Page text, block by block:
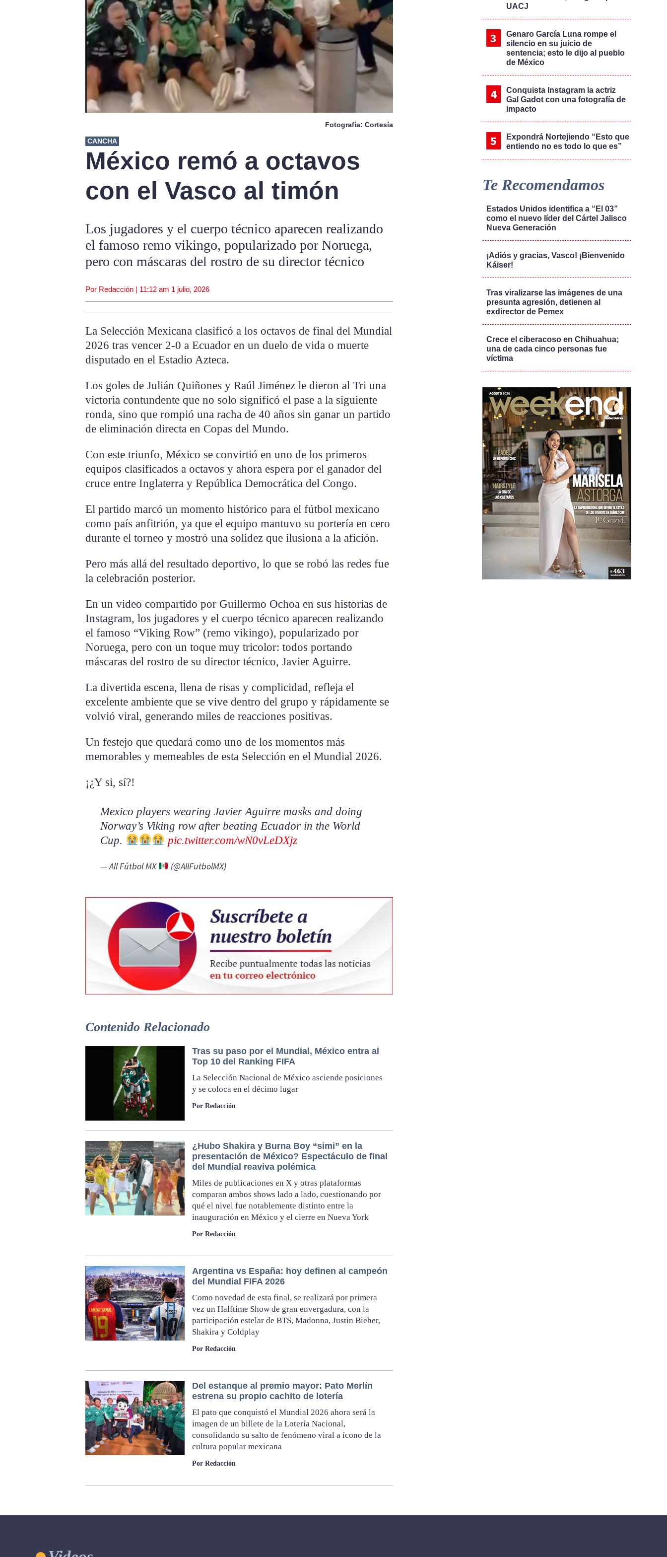
Fotografía: Cortesía
CANCHA
México remó a octavos
con el Vasco al timón
Los jugadores y el cuerpo técnico aparecen realizando
el famoso remo vikingo, popularizado por Noruega,
pero con máscaras del rostro de su director técnico
Por Redacción | 11:12 am 1 julio, 2026
La Selección Mexicana clasificó a los octavos de final del Mundial
2026 tras vencer 2-0 a Ecuador en un duelo de vida o muerte
disputado en el Estadio Azteca.
Los goles de Julián Quiñones y Raúl Jiménez le dieron al Tri una
victoria contundente que no solo significó el pase a la siguiente
ronda, sino que rompió una racha de 40 años sin ganar un partido
de eliminación directa en Copas del Mundo.
Con este triunfo, México se convirtió en uno de los primeros
equipos clasificados a octavos y ahora espera por el ganador del
cruce entre Inglaterra y República Democrática del Congo.
El partido marcó un momento histórico para el fútbol mexicano
como país anfitrión, ya que el equipo mantuvo su portería en cero
durante el torneo y mostró una solidez que ilusiona a la afición.
Pero más allá del resultado deportivo, lo que se robó las redes fue
la celebración posterior.
En un video compartido por Guillermo Ochoa en sus historias de
Instagram, los jugadores y el cuerpo técnico aparecen realizando
el famoso “Viking Row” (remo vikingo), popularizado por
Noruega, pero con un toque muy tricolor: todos portando
máscaras del rostro de su director técnico, Javier Aguirre.
La divertida escena, llena de risas y complicidad, refleja el
excelente ambiente que se vive dentro del grupo y rápidamente se
volvió viral, generando miles de reacciones positivas.
Un festejo que quedará como uno de los momentos más
memorables y memeables de esta Selección en el Mundial 2026.
¡¿Y si, sí?!
Mexico players wearing Javier Aguirre masks and doing
Norway’s Viking row after beating Ecuador in the World
Cup.
pic.twitter.com/wN0vLeDXjz
— All Fútbol MX (@AllFutbolMX)
Contenido Relacionado
Tras su paso por el Mundial, México entra al
Top 10 del Ranking FIFA
La Selección Nacional de México asciende posiciones
y se coloca en el décimo lugar
Por Redacción
¿Hubo Shakira y Burna Boy “simi” en la
presentación de México? Espectáculo de final
del Mundial reaviva polémica
Miles de publicaciones en X y otras plataformas
comparan ambos shows lado a lado, cuestionando por
qué el nivel fue notablemente distinto entre la
inauguración en México y el cierre en Nueva York
Por Redacción
Argentina vs España: hoy definen al campeón
del Mundial FIFA 2026
Como novedad de esta final, se realizará por primera
vez un Halftime Show de gran envergadura, con la
participación estelar de BTS, Madonna, Justin Bieber,
Shakira y Coldplay
Por Redacción
Del estanque al premio mayor: Pato Merlín
estrena su propio cachito de lotería
El pato que conquistó el Mundial 2026 ahora será la
imagen de un billete de la Lotería Nacional,
consolidando su salto de fenómeno viral a ícono de la
cultura popular mexicana
Por Redacción
UACJ
Genaro García Luna rompe el
silencio en su juicio de
sentencia; esto le dijo al pueblo
de México
Conquista Instagram la actriz
Gal Gadot con una fotografía de
impacto
Expondrá Nortejiendo “Esto que
entiendo no es todo lo que es”
Te Recomendamos
Estados Unidos identifica a “El 03”
como el nuevo líder del Cártel Jalisco
Nueva Generación
¡Adiós y gracias, Vasco! ¡Bienvenido
Káiser!
Tras viralizarse las imágenes de una
presunta agresión, detienen al
exdirector de Pemex
Crece el ciberacoso en Chihuahua;
una de cada cinco personas fue
víctima